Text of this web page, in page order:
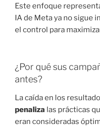
Este enfoque
IA de Meta ya no sigue
el control para
¿Por qué sus
antes?
La caída en los
penaliza las prácticas
eran consideradas